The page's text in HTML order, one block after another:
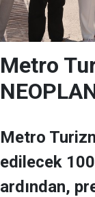
Metro
Metro
edilecek
ardından,